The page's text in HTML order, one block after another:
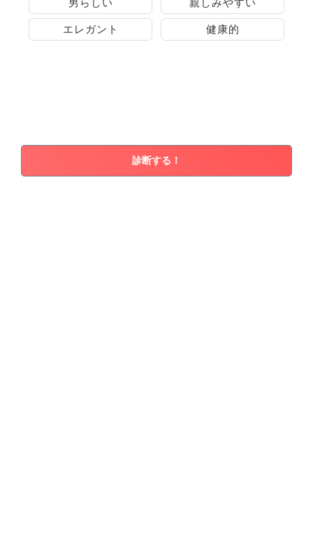
男らしい 親しみやすい
エレガント 健康的